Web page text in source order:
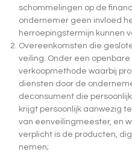
schommelingen op de
ondernemer geen invloed
herroepingstermijn kunnen
Overeenkomsten die
veiling. Onder een
verkoopmethode waarbij
diensten door de
deconsument die
krijgt persoonlijk aanwezig
van eenveilingmeester, en
verplicht is de producten,
nemen;